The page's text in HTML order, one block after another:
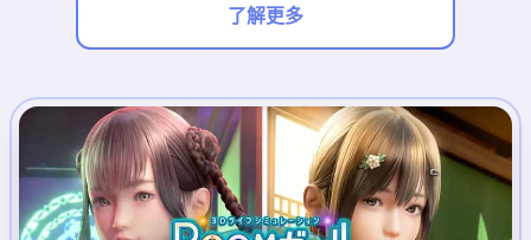
了解更多